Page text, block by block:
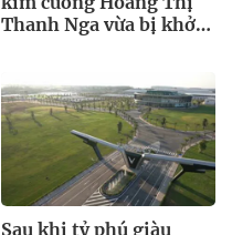
Thanh Nga vừa bị khởi
Sau khi tỷ phú giàu